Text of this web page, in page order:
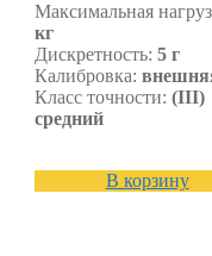
Максимальная
кг
Дискретность: 5 г
Калибровка:
Класс точности: (III)
средний
В корзину